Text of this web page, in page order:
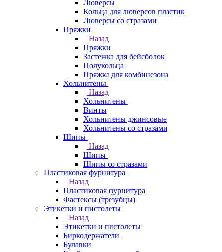
Люверсы
Кольца для люверсов пластик
Люверсы со стразами
Пряжки
Назад
Пряжки
Застежка для бейсболок
Полукольца
Пряжка для комбинезона
Хольнитены
Назад
Хольнитены
Винты
Хольнитены джинсовые
Хольнитены со стразами
Шипы
Назад
Шипы
Шипы со стразами
Пластиковая фурнитура
Назад
Пластиковая фурнитура
Фастексы (трезубцы)
Этикетки и пистолеты
Назад
Этикетки и пистолеты
Биркодержатели
Булавки